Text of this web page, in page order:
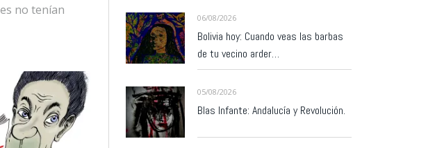
no tenían
06/08/2026
Bolivia hoy: Cuando veas las barbas
de tu vecino arder…
05/08/2026
Blas Infante: Andalucía y Revolución.